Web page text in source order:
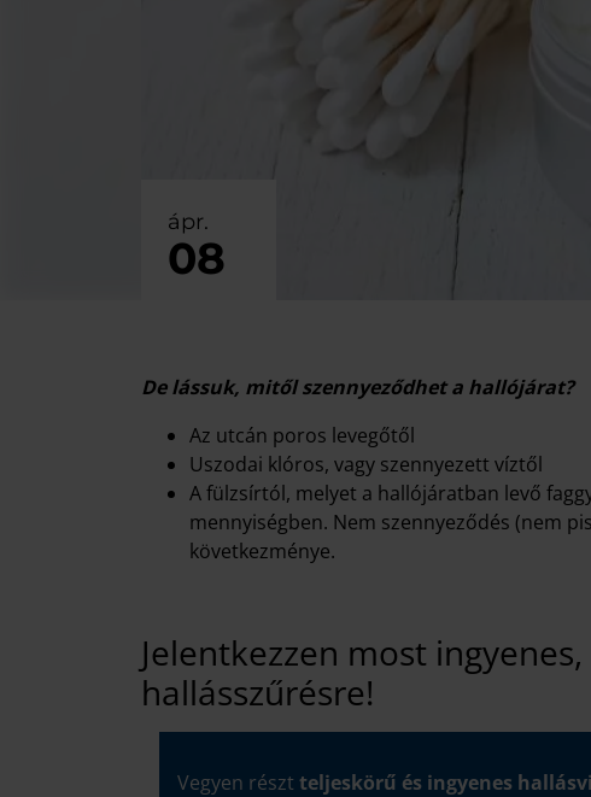
ápr.
08
De lássuk, mitől szennyeződhet a hallójárat?
Az utcán poros levegőtől
Uszodai klóros, vagy szennyezett víztől
A fülzsírtól, melyet a hallójáratban levő
mennyiségben. Nem szennyeződés (nem
következménye.
Jelentkezzen most
hallásszűrésre!
Vegyen részt teljeskörű és ingyenes